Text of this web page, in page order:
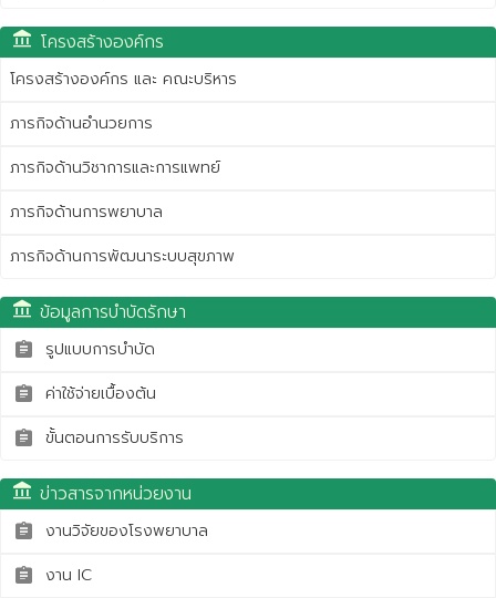
account_balance โครงสร้างองค์กร
โครงสร้างองค์กร และ คณะบริหาร
ภารกิจด้านอำนวยการ
ภารกิจด้านวิชาการและการแพทย์
ภารกิจด้านการพยาบาล
ภารกิจด้านการพัฒนาระบบสุขภาพ
account_balance ข้อมูลการบำบัดรักษา
assignment รูปแบบการบำบัด
assignment ค่าใช้จ่ายเบื้องต้น
assignment ขั้นตอนการรับบริการ
account_balance ข่าวสารจากหน่วยงาน
assignment งานวิจัยของโรงพยาบาล
assignment งาน IC